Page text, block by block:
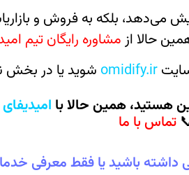
می‌دهد، بلکه به فروش و
حالا ازمشاوره رایگان تیم
سایتomidify.irشوید یا در بخش
هستید، همین حالا با امیدیفای
تماس با ما
باشید یا فقط معرفی